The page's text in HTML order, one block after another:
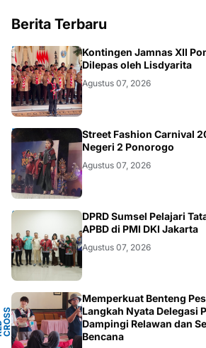
Berita Terbaru
JATIM
Kontingen Jamnas XII
Dilepas oleh Lisdyarita
Agustus 07, 2026
JATIM
Street Fashion Carnival
Negeri 2 Ponorogo
Agustus 07, 2026
ANEWS
DPRD Sumsel Pelajari
APBD di PMI DKI Jakarta
Agustus 07, 2026
N
S
TY
Memperkuat Benteng
Langkah Nyata Delegasi
Dampingi Relawan dan
Bencana